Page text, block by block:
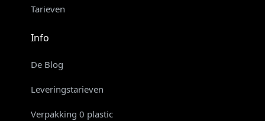
Tarieven
Info
De Blog
Leveringstarieven
Verpakking 0 plastic